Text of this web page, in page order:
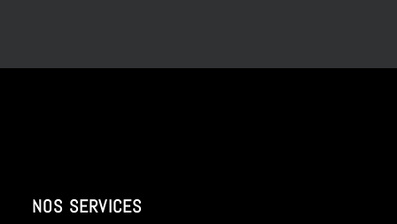
NOS SERVICES